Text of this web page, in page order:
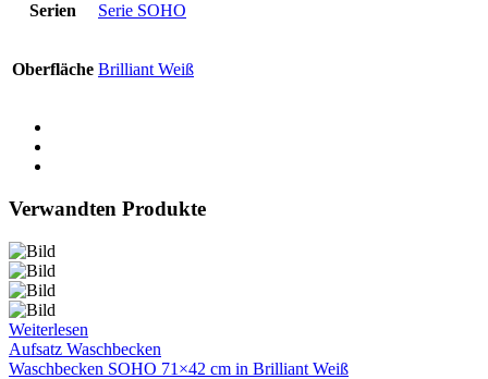
Serien Serie SOHO
Oberfläche Brilliant Weiß
Verwandten Produkte
Weiterlesen
Aufsatz Waschbecken
Waschbecken SOHO 71×42 cm in Brilliant Weiß